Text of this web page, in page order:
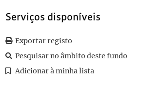
Serviços disponíveis
Exportar registo
Pesquisar no âmbito deste fundo
Adicionar à minha lista